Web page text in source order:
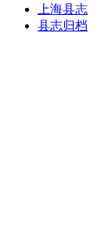
上海县志
县志归档